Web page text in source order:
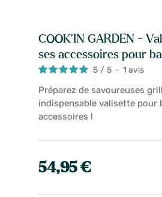
COOK'IN GARDEN -
ses accessoires pour
5 / 5 - 1 avis
Préparez de savoureuses
indispensable valisette pour
accessoires !
54,95 €